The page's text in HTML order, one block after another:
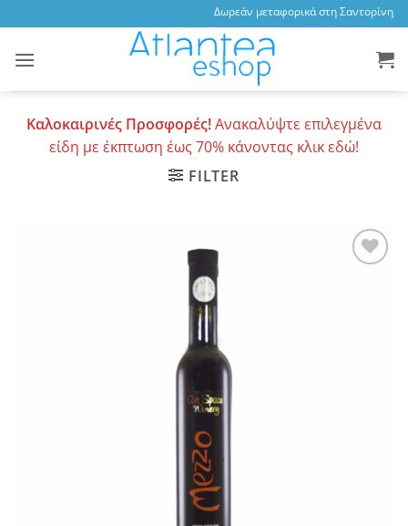
to
content
Δωρεάν μεταφορικά στη Σαντορίνη,
Καλοκαιρινές Προσφορές!Ανακαλύψτε επιλεγμένα
είδη με έκπτωση έως 70% κάνοντας κλικ εδώ!
FILTER